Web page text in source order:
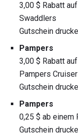
3,00 $ Rabatt
Swaddlers
Gutschein
Pampers
3,00 $ Rabatt
Pampers
Gutschein
Pampers
0,25 $ ab einem
Gutschein